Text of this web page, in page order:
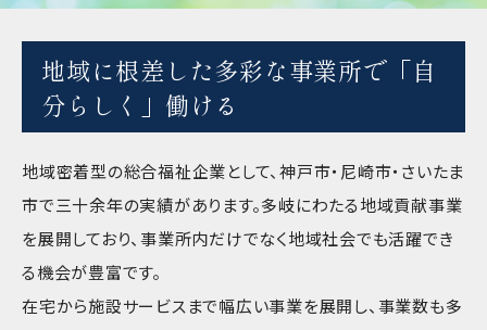
地域に根差した多彩な事業所で「自
分らしく」働ける
地域密着型の総合福祉企業として、神戸市・尼崎市・さいたま
市で三十余年の実績があります。多岐にわたる地域貢献事業
を展開しており、事業所内だけでなく地域社会でも活躍でき
る機会が豊富です。
在宅から施設サービスまで幅広い事業を展開し、事業数も多